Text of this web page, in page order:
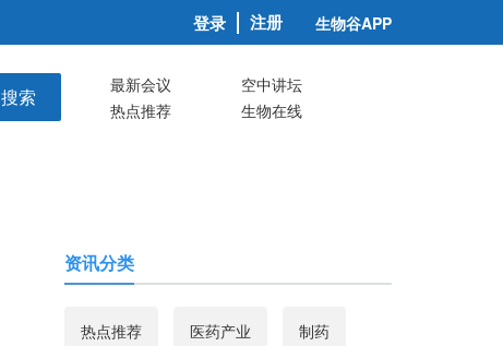
登录 注册 生物谷APP
搜索 最新会议
空中讲坛
热点推荐
生物在线
资讯分类
热点推荐 医药产业 制药